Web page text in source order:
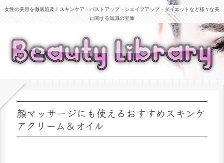
女性の美容を徹底追及！スキンケア・バストアップ・シェイプアップ・ダイエットなど様々な美
に関する知識の宝庫
顔マッサージにも使えるおすすめスキンケ
アクリーム＆オイル